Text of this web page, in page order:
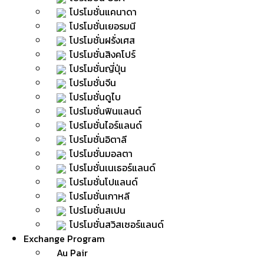
โปรโมชั่นแคนาดา
โปรโมชั่นเยอรมนี
โปรโมชั่นฝรั่งเศส
โปรโมชั่นสิงคโปร์
โปรโมชั่นญี่ปุ่น
โปรโมชั่นจีน
โปรโมชั่นดูไบ
โปรโมชั่นฟินแลนด์
โปรโมชั่นไอร์แลนด์
โปรโมชั่นอิตาลี
โปรโมชั่นมอลตา
โปรโมชั่นเนเธอร์แลนด์
โปรโมชั่นโปแลนด์
โปรโมชั่นเกาหลี
โปรโมชั่นสเปน
โปรโมชั่นสวิสเซอร์แลนด์
Exchange Program
Au Pair